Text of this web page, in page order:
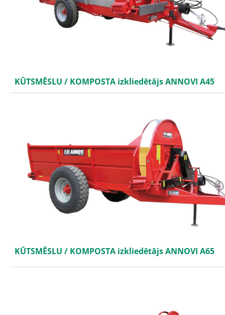
KŪTSMĒSLU / KOMPOSTA izkliedētājs ANNOVI A45
KŪTSMĒSLU / KOMPOSTA izkliedētājs ANNOVI A65